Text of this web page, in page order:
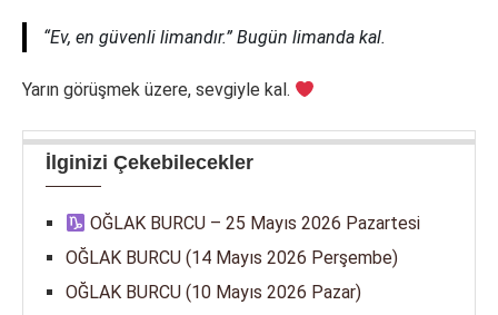
“Ev, en güvenli limandır.” Bugün limanda kal.
Yarın görüşmek üzere, sevgiyle kal.
İlginizi Çekebilecekler
OĞLAK BURCU – 25 Mayıs 2026 Pazartesi
OĞLAK BURCU (14 Mayıs 2026 Perşembe)
OĞLAK BURCU (10 Mayıs 2026 Pazar)